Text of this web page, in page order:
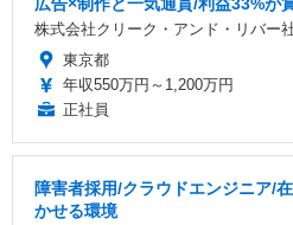
広告×制作と一気通貫/利益33%が
株式会社クリーク・アンド・リバー
東京都
年収550万円～1,200万円
正社員
障害者採用/クラウドエンジニア/
かせる環境